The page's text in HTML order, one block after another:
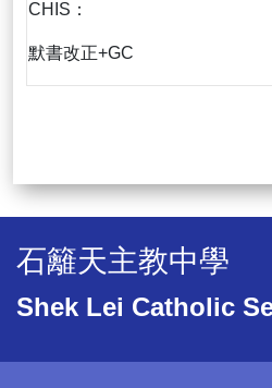
CHIS：
默書改正+GC
石籬天主教中學
Shek Lei Catholic